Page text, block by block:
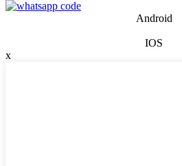
Android
IOS
x